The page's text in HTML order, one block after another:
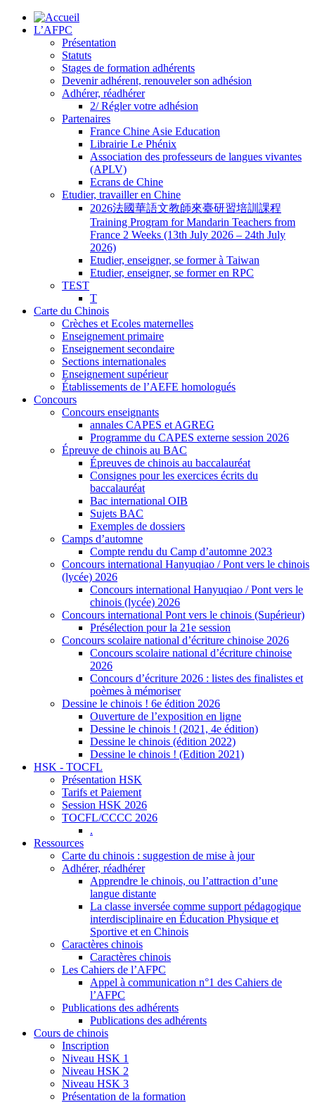
L’AFPC
Présentation
Statuts
Stages de formation adhérents
Devenir adhérent, renouveler son adhésion
Adhérer, réadhérer
2/ Régler votre adhésion
Partenaires
France Chine Asie Education
Librairie Le Phénix
Association des professeurs de langues vivantes
(APLV)
Ecrans de Chine
Etudier, travailler en Chine
2026法國華語文教師來臺研習培訓課程
Training Program for Mandarin Teachers from
France 2 Weeks (13th July 2026 – 24th July
2026)
Etudier, enseigner, se former à Taiwan
Etudier, enseigner, se former en RPC
TEST
T
Carte du Chinois
Crèches et Ecoles maternelles
Enseignement primaire
Enseignement secondaire
Sections internationales
Enseignement supérieur
Établissements de l’AEFE homologués
Concours
Concours enseignants
annales CAPES et AGREG
Programme du CAPES externe session 2026
Épreuve de chinois au BAC
Épreuves de chinois au baccalauréat
Consignes pour les exercices écrits du
baccalauréat
Bac international OIB
Sujets BAC
Exemples de dossiers
Camps d’automne
Compte rendu du Camp d’automne 2023
Concours international Hanyuqiao / Pont vers le chinois
(lycée) 2026
Concours international Hanyuqiao / Pont vers le
chinois (lycée) 2026
Concours international Pont vers le chinois (Supérieur)
Présélection pour la 21e session
Concours scolaire national d’écriture chinoise 2026
Concours scolaire national d’écriture chinoise
2026
Concours d’écriture 2026 : listes des finalistes et
poèmes à mémoriser
Dessine le chinois ! 6e édition 2026
Ouverture de l’exposition en ligne
Dessine le chinois ! (2021, 4e édition)
Dessine le chinois (édition 2022)
Dessine le chinois ! (Edition 2021)
HSK - TOCFL
Présentation HSK
Tarifs et Paiement
Session HSK 2026
TOCFL/CCCC 2026
.
Ressources
Carte du chinois : suggestion de mise à jour
Adhérer, réadhérer
Apprendre le chinois, ou l’attraction d’une
langue distante
La classe inversée comme support pédagogique
interdisciplinaire en Éducation Physique et
Sportive et en Chinois
Caractères chinois
Caractères chinois
Les Cahiers de l’AFPC
Appel à communication n°1 des Cahiers de
l’AFPC
Publications des adhérents
Publications des adhérents
Cours de chinois
Inscription
Niveau HSK 1
Niveau HSK 2
Niveau HSK 3
Présentation de la formation